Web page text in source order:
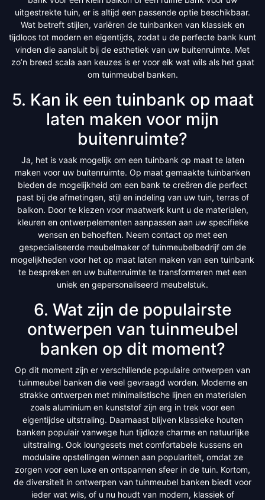
uitgestrekte tuin, er is altijd een passende optie beschikbaar.
Wat betreft stijlen, variëren de tuinbanken van klassiek en
tijdloos tot modern en eigentijds, zodat u de perfecte bank kunt
vinden die aansluit bij de esthetiek van uw buitenruimte. Met
zo’n breed scala aan keuzes is er voor elk wat wils als het gaat
om tuinmeubel banken.
5. Kan ik een tuinbank op maat
laten maken voor mijn
buitenruimte?
Ja, het is vaak mogelijk om een tuinbank op maat te laten
maken voor uw buitenruimte. Op maat gemaakte tuinbanken
bieden de mogelijkheid om een bank te creëren die perfect
past bij de afmetingen, stijl en indeling van uw tuin, terras of
balkon. Door te kiezen voor maatwerk kunt u de materialen,
kleuren en ontwerpelementen aanpassen aan uw specifieke
wensen en behoeften. Neem contact op met een
gespecialiseerde meubelmaker of tuinmeubelbedrijf om de
mogelijkheden voor het op maat laten maken van een tuinbank
te bespreken en uw buitenruimte te transformeren met een
uniek en gepersonaliseerd meubelstuk.
6. Wat zijn de populairste
ontwerpen van tuinmeubel
banken op dit moment?
Op dit moment zijn er verschillende populaire ontwerpen van
tuinmeubel banken die veel gevraagd worden. Moderne en
strakke ontwerpen met minimalistische lijnen en materialen
zoals aluminium en kunststof zijn erg in trek voor een
eigentijdse uitstraling. Daarnaast blijven klassieke houten
banken populair vanwege hun tijdloze charme en natuurlijke
uitstraling. Ook loungesets met comfortabele kussens en
modulaire opstellingen winnen aan populariteit, omdat ze
zorgen voor een luxe en ontspannen sfeer in de tuin. Kortom,
de diversiteit in ontwerpen van tuinmeubel banken biedt voor
ieder wat wils, of u nu houdt van modern, klassiek of